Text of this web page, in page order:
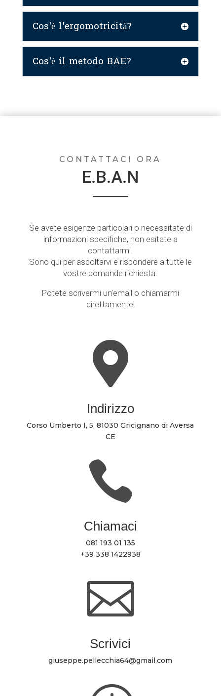
Cos'è l'ergomotricità?
Cos'è il metodo BAE?
CONTATTACI ORA
E.B.A.N
Se avete esigenze particolari o necessitate di
informazioni specifiche, non esitate a
contattarmi.
Sono qui per ascoltarvi e rispondere a tutte le
vostre domande richiesta.
Potete scrivermi un’email o chiamarmi
direttamente!

Indirizzo
Corso Umberto I, 5, 81030 Gricignano di Aversa
CE

Chiamaci
081 193 01 135
+39 338 1422938

Scrivici
giuseppe.pellecchia64@gmail.com